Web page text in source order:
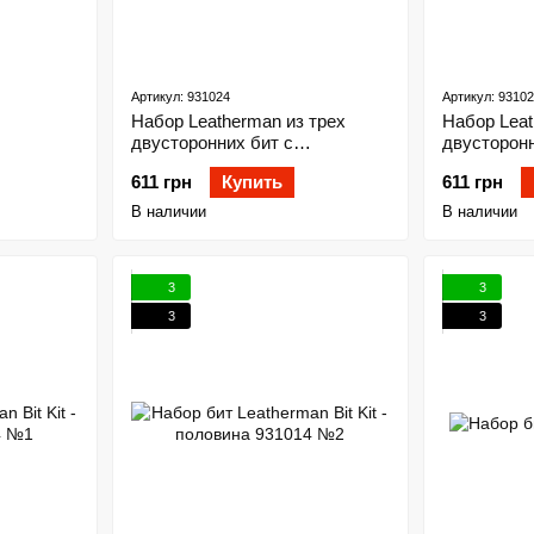
Артикул: 931024
Набор Leatherman из трех
двусторонних бит с
крестовыми отвертками №1 и
№2 Phillips и плоской 3/16"
611 грн Купить
В наличии
Артикул:
Набор
611 грн
В наличии
3
3
3
3